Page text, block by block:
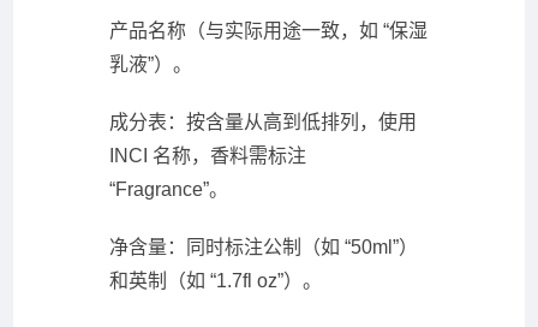
产品名称（与实际用途一致，如 “保湿
乳液”）。
成分表：按含量从高到低排列，使用
INCI 名称，香料需标注
“Fragrance”。
净含量：同时标注公制（如 “50ml”）
和英制（如 “1.7fl oz”）。